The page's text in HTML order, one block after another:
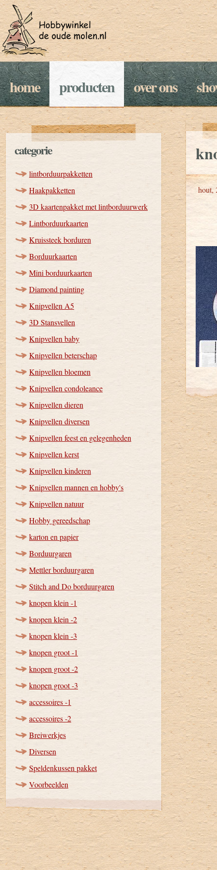
home producten over ons
categorie
lintborduurpakketten
Haakpakketten
3D kaartenpakket met lintborduurwerk
Lintborduurkaarten
Kruissteek borduren
Borduurkaarten
Mini borduurkaarten
Diamond painting
Knipvellen A5
3D Stansvellen
Knipvellen baby
Knipvellen beterschap
Knipvellen bloemen
Knipvellen condoleance
Knipvellen dieren
Knipvellen diversen
Knipvellen feest en gelegenheden
Knipvellen kerst
Knipvellen kinderen
Knipvellen mannen en hobby's
Knipvellen natuur
Hobby gereedschap
karton en papier
Borduurgaren
Mettler borduurgaren
Stitch and Do borduurgaren
knopen klein -1
knopen klein -2
knopen klein -3
knopen groot -1
knopen groot -2
knopen groot -3
accessoires -1
accessoires -2
Breiwerkjes
Diversen
Speldenkussen pakket
Voorbeelden
hout,